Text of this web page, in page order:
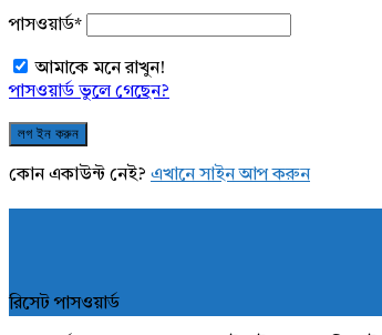
পাসওয়ার্ড*
আমাকে মনে রাখুন!
পাসওয়ার্ড ভুলে গেছেন?
কোন একাউন্ট নেই? এখানে সাইন আপ করুন
রিসেট পাসওয়ার্ড